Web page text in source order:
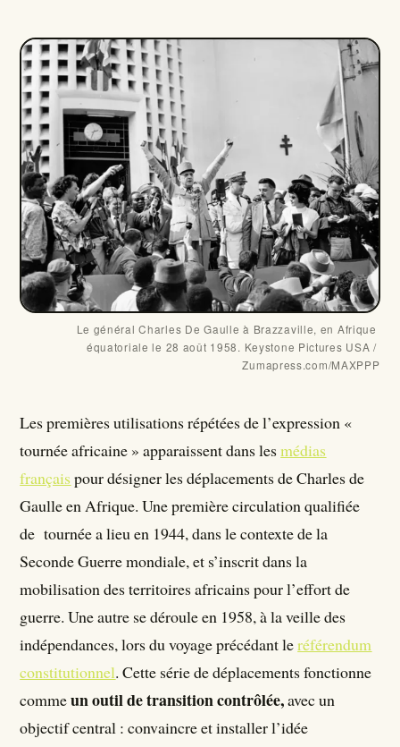
Le général Charles De Gaulle à Brazzaville, en Afrique
équatoriale le 28 août 1958. Keystone Pictures USA /
Zumapress.com/MAXPPP
Les premières utilisations répétées de l’expression «
tournée africaine » apparaissent dans lesmédias
français pour désigner les déplacements de Charles de
Gaulle en Afrique. Une première circulation qualifiée
de tournée a lieu en 1944, dans le contexte de la
Seconde Guerre mondiale, et s’inscrit dans la
mobilisation des territoires africains pour l’effort de
guerre. Une autre se déroule en 1958, à la veille des
indépendances, lors du voyage précédant leréférendum
constitutionnel. Cette série de déplacements fonctionne
commeun outil de transition contrôlée,avec un
objectif central : convaincre et installer l’idée